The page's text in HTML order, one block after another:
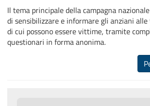
Il tema principale della campagna nazionale
di sensibilizzare e informare gli anziani
di cui possono essere vittime, tramite
questionari in forma anonima.